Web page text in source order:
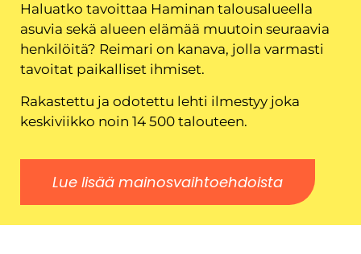
Haluatko tavoittaa Haminan talousalueella
asuvia sekä alueen elämää muutoin seuraavia
henkilöitä? Reimari on kanava, jolla varmasti
tavoitat paikalliset ihmiset.
Rakastettu ja odotettu lehti ilmestyy joka
keskiviikko noin 14 500 talouteen.
Lue lisää mainosvaihtoehdoista